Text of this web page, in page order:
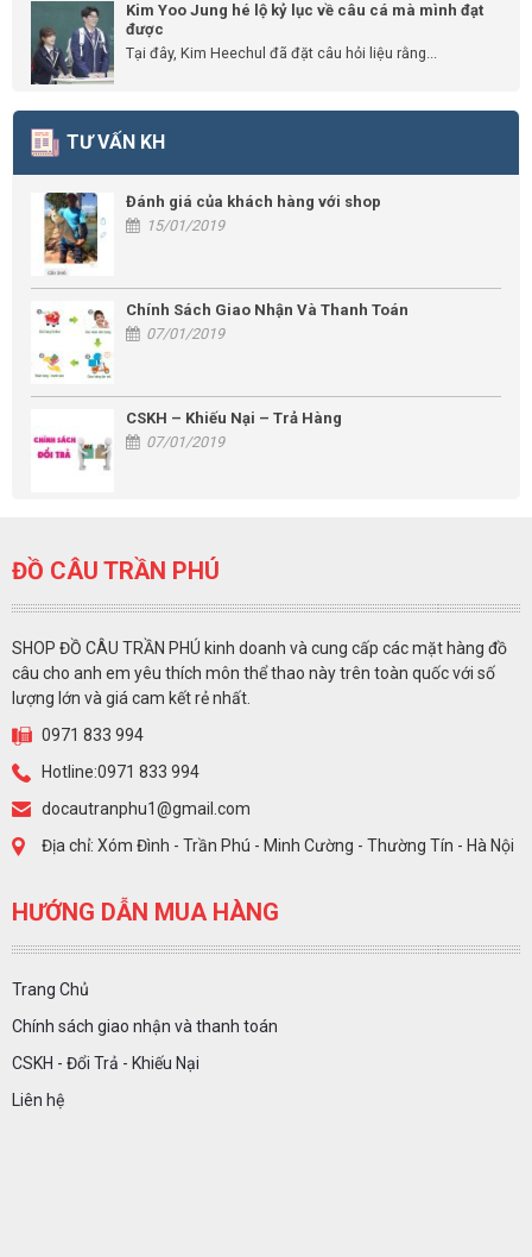
Kim Yoo Jung hé lộ kỷ lục về câu cá mà mình đạt
được
Tại đây, Kim Heechul đã đặt câu hỏi liệu rằng...
TƯ VẤN KH
Đánh giá của khách hàng với shop
15/01/2019
Chính Sách Giao Nhận Và Thanh Toán
07/01/2019
CSKH – Khiếu Nại – Trả Hàng
07/01/2019
ĐỒ CÂU TRẦN PHÚ
SHOP ĐỒ CÂU TRẦN PHÚ kinh doanh và cung cấp các mặt hàng đồ
câu cho anh em yêu thích môn thể thao này trên toàn quốc với số
lượng lớn và giá cam kết rẻ nhất.
0971 833 994
Hotline:0971 833 994
docautranphu1@gmail.com
Địa chỉ: Xóm Đình - Trần Phú - Minh Cường - Thường Tín - Hà Nội
HƯỚNG DẪN MUA HÀNG
Trang Chủ
Chính sách giao nhận và thanh toán
CSKH - Đổi Trả - Khiếu Nại
Liên hệ